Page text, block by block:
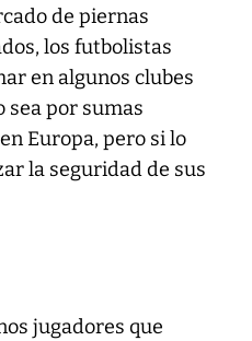
de piernas
los futbolistas
en algunos clubes
sea por sumas
Europa, pero si lo
la seguridad de sus
jugadores que